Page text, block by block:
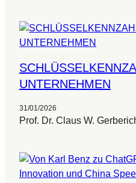
UNTERNEHMEN
31/01/2026
Prof. Dr. Claus W.